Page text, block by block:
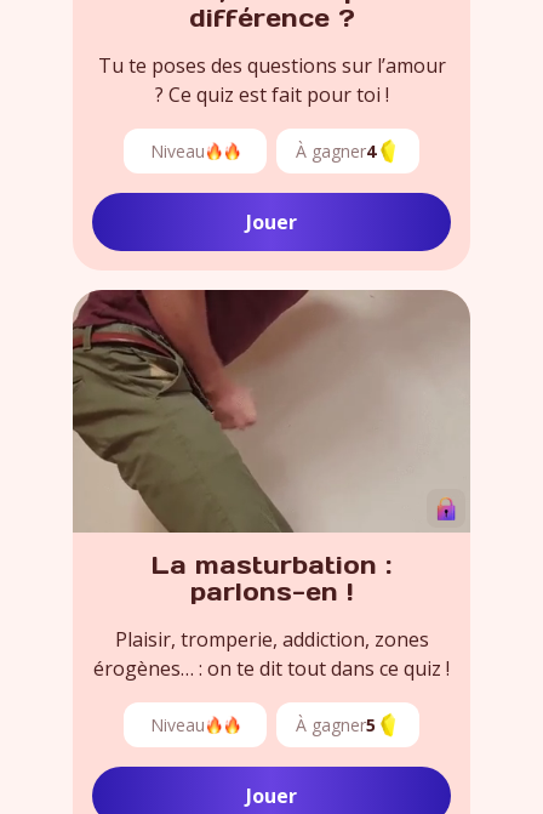
différence ?
Tu te poses des questions sur l’amour
? Ce quiz est fait pour toi !
Niveau À gagner4
Jouer
La masturbation :
parlons-en !
Plaisir, tromperie, addiction, zones
érogènes… : on te dit tout dans ce quiz !
Niveau À gagner5
Jouer